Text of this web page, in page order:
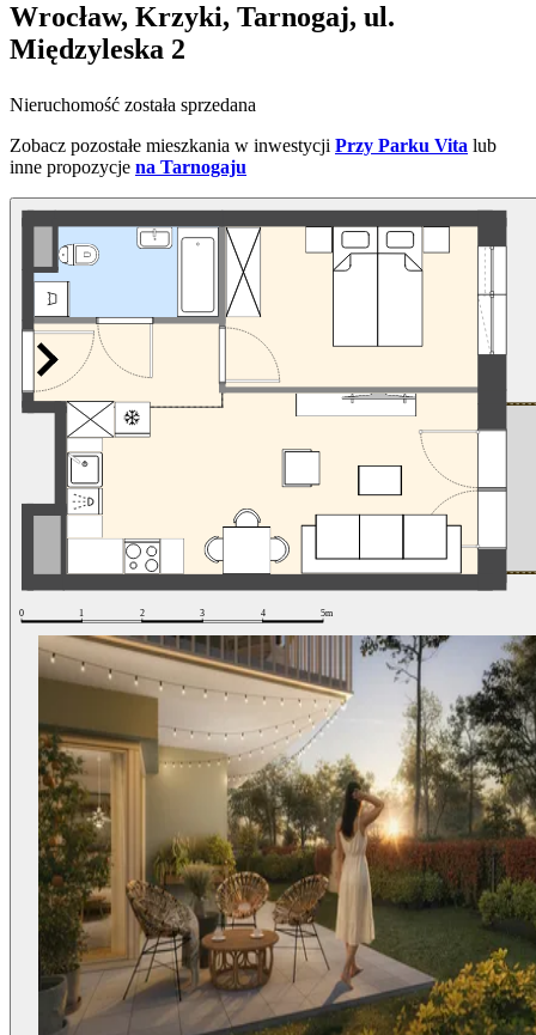
Wrocław, Krzyki, Tarnogaj, ul.
Międzyleska 2
Nieruchomość została sprzedana
Zobacz pozostałe mieszkania w inwestycji Przy Parku Vita lub
inne propozycje na Tarnogaju